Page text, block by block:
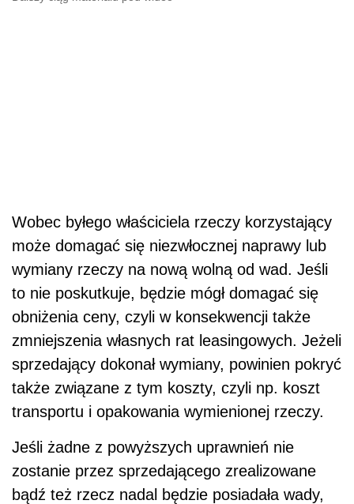
Wobec byłego właściciela rzeczy korzystający
może domagać się niezwłocznej naprawy lub
wymiany rzeczy na nową wolną od wad. Jeśli
to nie poskutkuje, będzie mógł domagać się
obniżenia ceny, czyli w konsekwencji także
zmniejszenia własnych rat leasingowych. Jeżeli
sprzedający dokonał wymiany, powinien pokryć
także związane z tym koszty, czyli np. koszt
transportu i opakowania wymienionej rzeczy.
Jeśli żadne z powyższych uprawnień nie
zostanie przez sprzedającego zrealizowane
bądź też rzecz nadal będzie posiadała wady,